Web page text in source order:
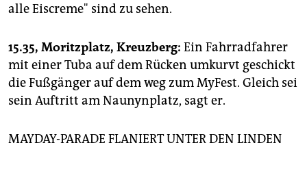
alle Eiscreme" sind zu sehen.
15.35, Moritzplatz, Kreuzberg: Ein Fahrradfahrer
mit einer Tuba auf dem Rücken umkurvt geschickt
die Fußgänger auf dem weg zum MyFest. Gleich sei
sein Auftritt am Naunynplatz, sagt er.
MAYDAY-PARADE FLANIERT UNTER DEN LINDEN